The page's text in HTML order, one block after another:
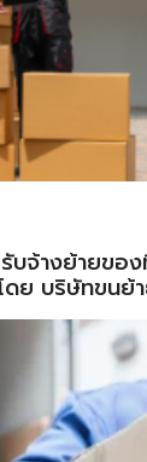
จ้างย้ายของ
ย บริษัทขนย้